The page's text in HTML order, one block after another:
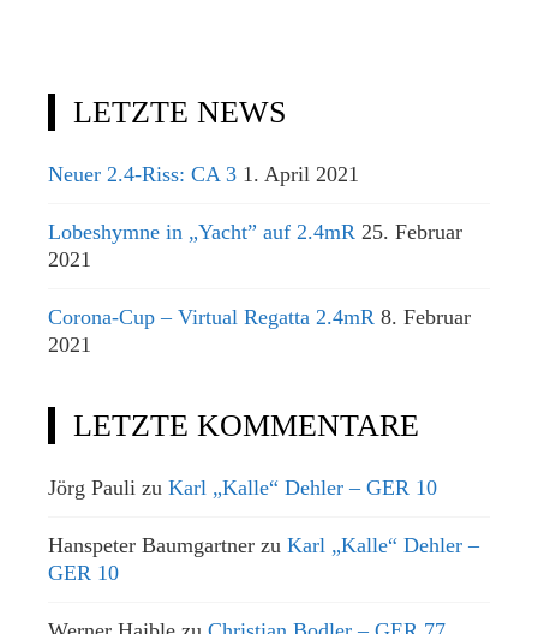
LETZTE NEWS
Neuer 2.4-Riss: CA 3 1. April 2021
Lobeshymne in „Yacht” auf 2.4mR 25. Februar
2021
Corona-Cup – Virtual Regatta 2.4mR 8. Februar
2021
LETZTE KOMMENTARE
Jörg Pauli zu Karl „Kalle“ Dehler – GER 10
Hanspeter Baumgartner zu Karl „Kalle“ Dehler –
GER 10